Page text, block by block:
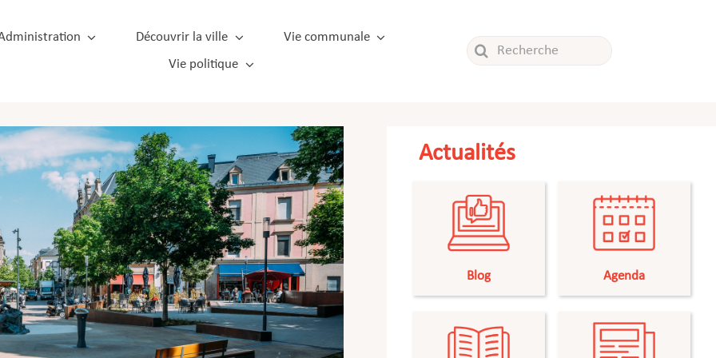
Découvrir la ville
Vie communale
Vie politique
Rechercher:
Actualités
Blog Agenda